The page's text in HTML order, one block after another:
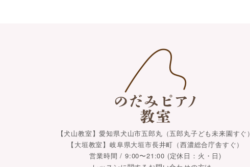
【犬山教室】愛知県犬山市五郎丸（五郎丸子ども未来園すぐ）
【大垣教室】岐阜県大垣市長井町（西濃総合庁舎すぐ）
営業時間 / 9:00〜21:00 (定休日：火・日)